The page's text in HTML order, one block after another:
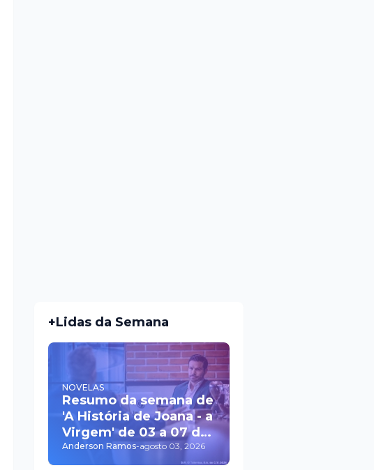
+Lidas da Semana
NOVELAS
Resumo da semana de
'A História de Joana - a
Virgem' de 03 a 07 de
agosto
Anderson Ramos-agosto 03, 2026